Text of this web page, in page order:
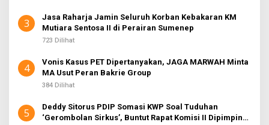
3
Jasa Raharja Jamin Seluruh Korban Kebakaran KM
Mutiara Sentosa II di Perairan Sumenep
723 Dilihat
4
Vonis Kasus PET Dipertanyakan, JAGA MARWAH Minta
MA Usut Peran Bakrie Group
384 Dilihat
5
Deddy Sitorus PDIP Somasi KWP Soal Tuduhan
‘Gerombolan Sirkus’, Buntut Rapat Komisi II Dipimpin